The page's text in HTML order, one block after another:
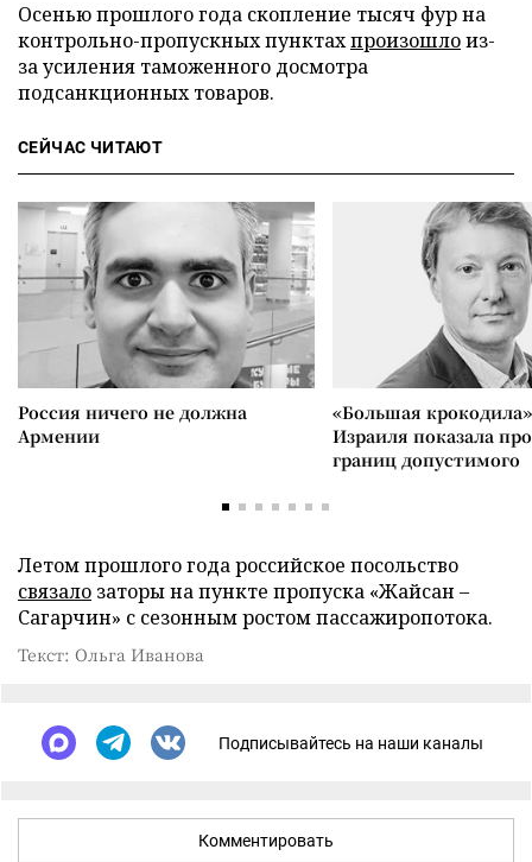
Осенью прошлого года скопление тысяч фур на
контрольно-пропускных пунктахпроизошлоиз-
за усиления таможенного досмотра
подсанкционных товаров.
СЕЙЧАС ЧИТАЮТ
Россия ничего не должна
Армении
«Большая
Израиля показала
границ допустимого
Летом прошлого года российское посольство
связало заторы на пункте пропуска «Жайсан –
Сагарчин» с сезонным ростом пассажиропотока.
Текст: Ольга Иванова
Подписывайтесь на наши каналы
Комментировать